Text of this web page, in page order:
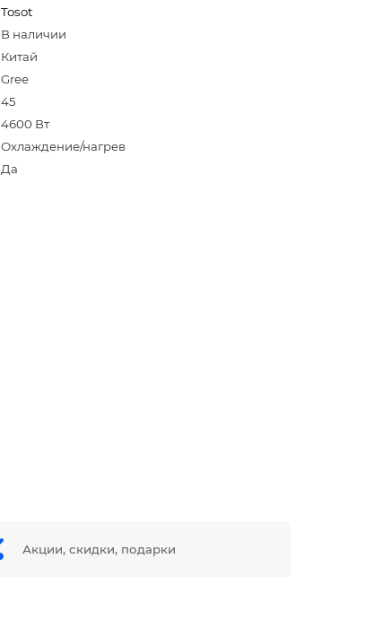
Tosot
В наличии
Китай
Gree
45
4600 Вт
Охлаждение/нагрев
Да
Акции, скидки, подарки